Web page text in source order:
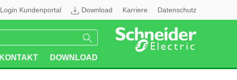
Login Kundenportal Download Karriere Datenschutz
KONTAKT DOWNLOAD